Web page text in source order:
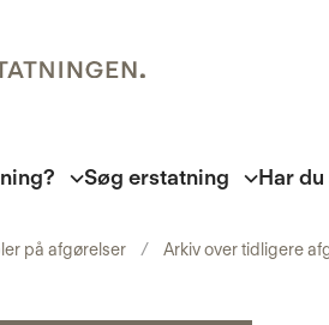
Søg erstatning Har
på afgørelser Arkiv over tidligere